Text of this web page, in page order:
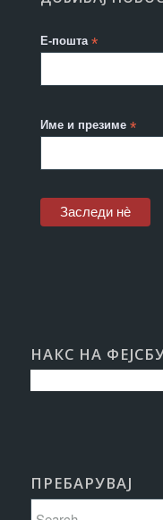
Е-пошта*
Име и презиме*
НАКС НА
ПРЕБАРУВАЈ